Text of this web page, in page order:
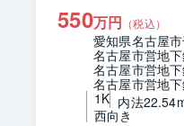
550万円 （税込）
愛知県名古屋
名古屋市営地
名古屋市営地
名古屋市営地
1K 内法
西向き